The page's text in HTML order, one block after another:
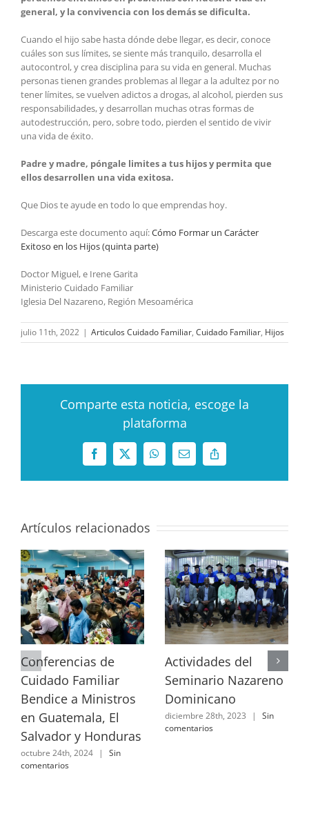
general, y la convivencia con los demás se dificulta.
Cuando el hijo sabe hasta dónde debe llegar, es decir, conoce
cuáles son sus límites, se siente más tranquilo, desarrolla el
autocontrol, y crea disciplina para su vida en general. Muchas
personas tienen grandes problemas al llegar a la adultez por no
tener límites, se vuelven adictos a drogas, al alcohol, pierden sus
responsabilidades, y desarrollan muchas otras formas de
autodestrucción, pero, sobre todo, pierden el sentido de vivir
una vida de éxito.
Padre y madre, póngale limites a tus hijos y permita que
ellos desarrollen una vida exitosa.
Que Dios te ayude en todo lo que emprendas hoy.
Descarga este documento aquí:Cómo Formar un Carácter
Exitoso en los Hijos (quinta parte)
Doctor Miguel, e Irene Garita
Ministerio Cuidado Familiar
Iglesia Del Nazareno, Región Mesoamérica
julio 11th, 2022 | Articulos Cuidado Familiar, Cuidado Familiar, Hijos
Comparte esta noticia, escoge la
plataforma
Facebook
X WhatsAppCorreoCopy
Artículos relacionados
Conferencias de
Cuidado Familiar
Bendice a Ministros
en Guatemala, El
Salvador y Honduras
octubre 24th, 2024 |
Sin
comentarios
Actividades del
Seminario Nazareno
Dominicano
diciembre 28th, 2023 |
Sin
comentarios